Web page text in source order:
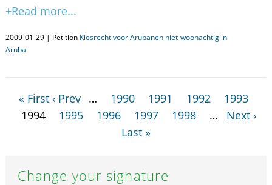
+Read more...
2009-01-29 | Petition Kiesrecht voor Arubanen niet-woonachtig in
Aruba
« First ‹ Prev … 1990 1991 1992
1993
1994
1995 1996 1997 1998 …
Next ›
Last »
Change your signature